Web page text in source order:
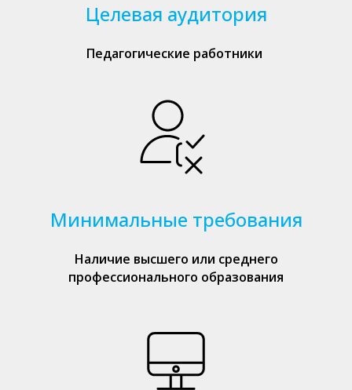
Целевая аудитория
Педагогические работники
Минимальные требования
Наличие высшего или среднего
профессионального образования